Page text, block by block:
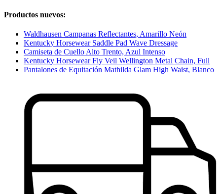
Productos nuevos:
Waldhausen Campanas Reflectantes, Amarillo Neón
Kentucky Horsewear Saddle Pad Wave Dressage
Camiseta de Cuello Alto Trento, Azul Intenso
Kentucky Horsewear Fly Veil Wellington Metal Chain, Full
Pantalones de Equitación Mathilda Glam High Waist, Blanco